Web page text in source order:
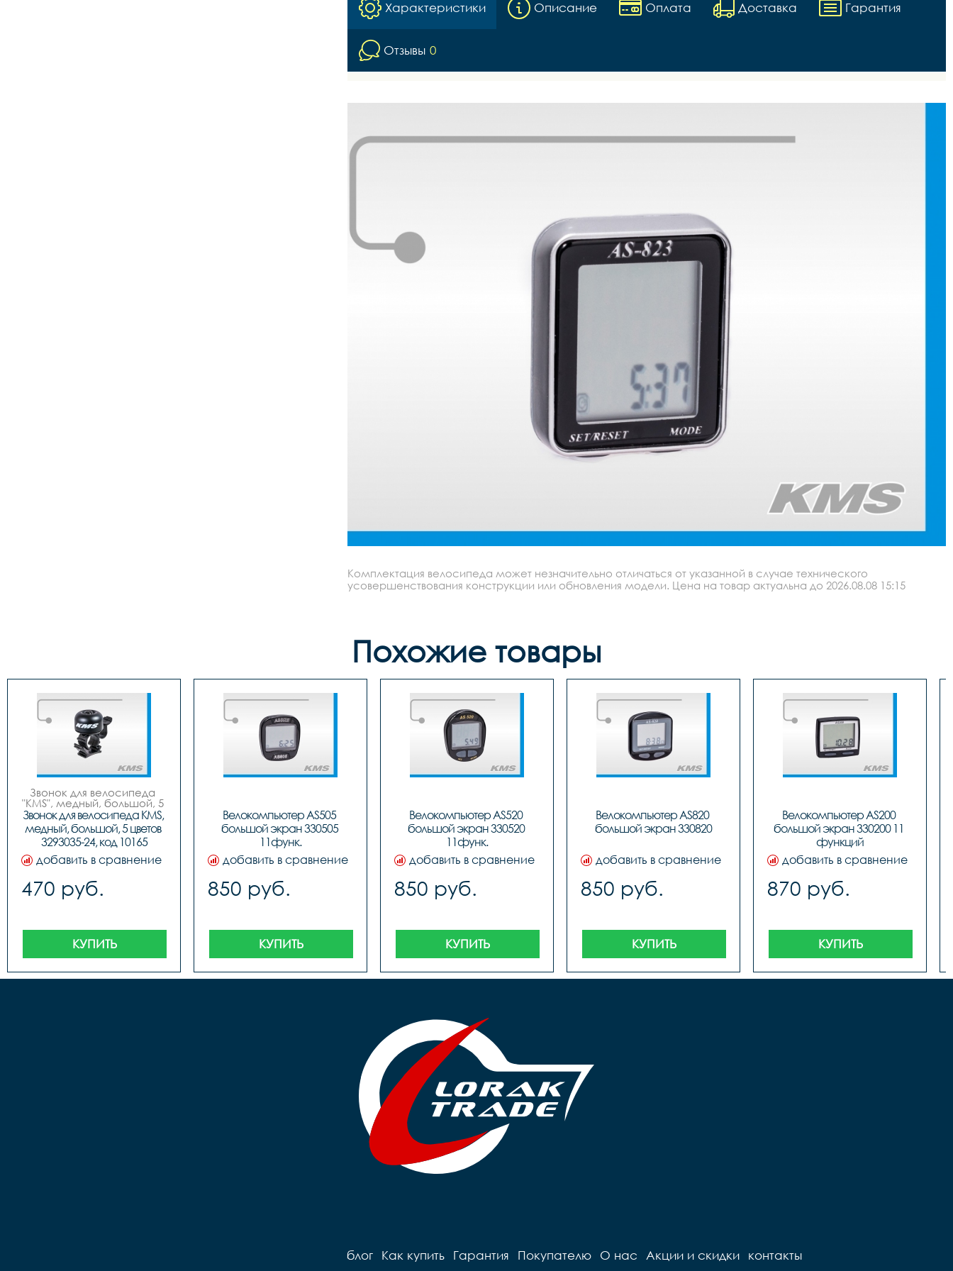
Характеристики Описание Оплата Доставка Гарантия
Отзывы 0
Комплектация велосипеда может незначительно отличаться от указанной в случае технического
усовершенствования конструкции или обновления модели. Цена на товар актуальна до 2026.08.08 15:15
Похожие товары
Звонок для велосипеда
"KMS", медный, большой, 5
цветов (син/черн, красн/
черн, золот/черн, бело/
черн, черн/черн), инд.
упак. (блистер).
Звонок для велосипеда KMS,
медный, большой, 5 цветов
3293035-24, код 10165
добавить в сравнение
470 руб.
КУПИТЬ
Велокомпьютер AS505
большой экран 330505
11функ.
добавить в сравнение
850 руб.
КУПИТЬ
Велокомпьютер AS520
большой экран 330520
11функ.
добавить в сравнение
850 руб.
КУПИТЬ
Велокомпьютер AS820
большой экран 330820
добавить в сравнение
850 руб.
КУПИТЬ
Велокомпьютер AS200
большой экран 330200 11
функций
добавить в сравнение
870 руб.
КУПИТЬ
блог Как купить Гарантия Покупателю О нас Акции и скидки контакты